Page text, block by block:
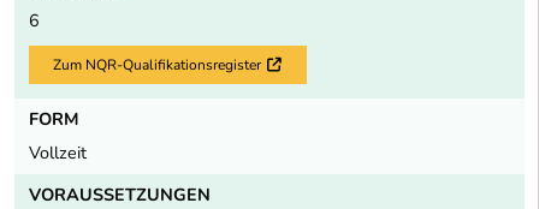
6
Zum NQR-Qualifikationsregister Externer Link
FORM
Vollzeit
VORAUSSETZUNGEN